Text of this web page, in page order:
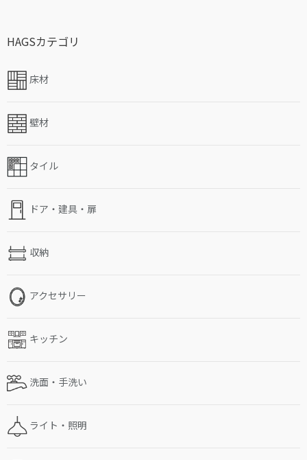
HAGSカテゴリ
床材
壁材
タイル
ドア・建具・扉
収納
アクセサリー
キッチン
洗面・手洗い
ライト・照明